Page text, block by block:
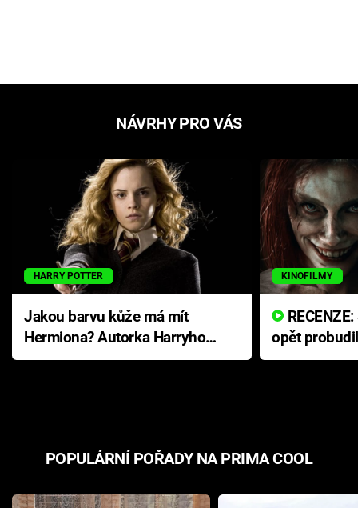
NÁVRHY PRO VÁS
HARRY POTTER
Jakou barvu kůže má mít
Hermiona? Autorka Harryho
Pottera přišla s ráznou
KINOFILMY
opět
přichází s
POPULÁRNÍ POŘADY NA PRIMA COOL